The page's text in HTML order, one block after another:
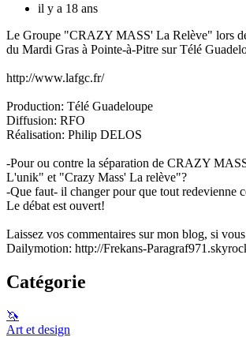
il y a 18 ans
Le Groupe "CRAZY MASS' La Relève" lors
du Mardi Gras à Pointe-à-Pitre sur Télé
http://www.lafgc.fr/
Production: Télé Guadeloupe
Diffusion: RFO
Réalisation: Philip DELOS
-Pour ou contre la séparation de CRAZY
L'unik" et "Crazy Mass' La relève"?
-Que faut- il changer pour que tout redevienne
Le débat est ouvert!
Laissez vos commentaires sur mon blog, si
Dailymotion: http://Frekans-
Catégorie
🦄
Art et design